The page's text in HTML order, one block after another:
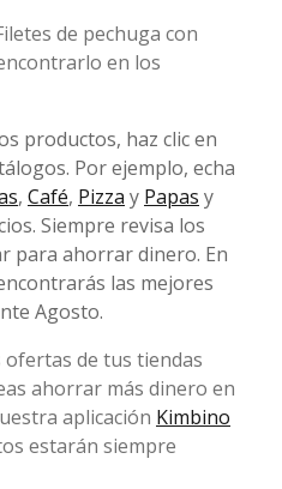
de pechuga con
en los
productos, haz clic en
Por ejemplo, echa
, Café, Pizza y Papas y
Siempre revisa los
para ahorrar dinero. En
las mejores
Agosto.
ofertas de tus tiendas
ahorrar más dinero en
aplicación Kimbino
estarán siempre